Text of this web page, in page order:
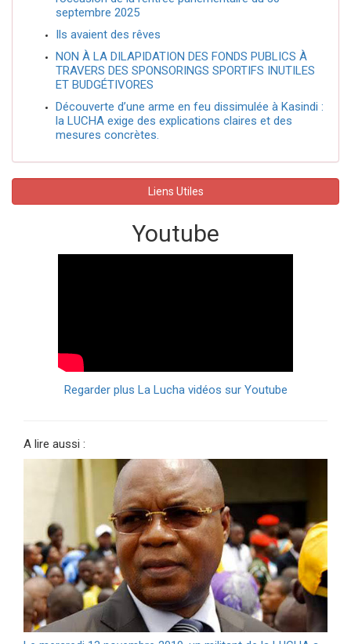
septembre 2025
Ils avaient des rêves
NON À LA DILAPIDATION DES FONDS PUBLICS À
TRAVERS DES SPONSORINGS SPORTIFS INUTILES
ET BUDGÉTIVORES
Découverte d’une arme en feu dissimulée à Kasindi :
la LUCHA exige des explications claires et des
mesures concrètes.
Liens Utiles
Youtube
Regarder plus La Lucha vidéos sur Youtube
A lire aussi :